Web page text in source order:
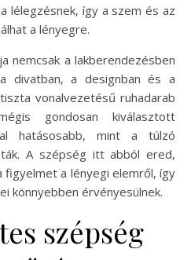
lélegzésnek, így a szem és az
a lényegre.
nemcsak a lakberendezésben
divatban, a designban és a
vonalvezetésű ruhadarab
gondosan kiválasztott
hatásosabb, mint a túlzó
A szépség itt abból ered,
figyelmet a lényegi elemről, így
könnyebben érvényesülnek.
szépség